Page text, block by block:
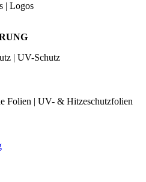
| Logos
| UV-Schutz
Folien | UV- & Hitzeschutzfolien